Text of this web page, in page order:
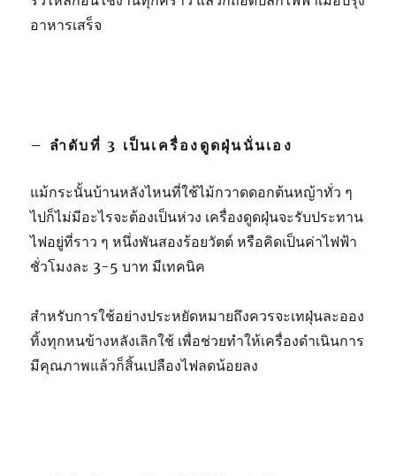
อาหารเสร็จ
– ลำดับที่ 3 เป็นเครื่องดูดฝุ่นนั่นเอง
แม้กระนั้นบ้านหลังไหนที่ใช้ไม้กวาดดอกต้นหญ้าทั่ว ๆ
ไปก็ไม่มีอะไรจะต้องเป็นห่วง เครื่องดูดฝุ่นจะรับประทาน
ไฟอยู่ที่ราว ๆ หนึ่งพันสองร้อยวัตต์ หรือคิดเป็นค่าไฟฟ้า
ชั่วโมงละ 3-5 บาท มีเทคนิค
สำหรับการใช้อย่างประหยัดหมายถึงควรจะเทฝุ่นละออง
ทิ้งทุกหนข้างหลังเลิกใช้ เพื่อช่วยทำให้เครื่องดำเนินการ
มีคุณภาพแล้วก็สิ้นเปลืองไฟลดน้อยลง